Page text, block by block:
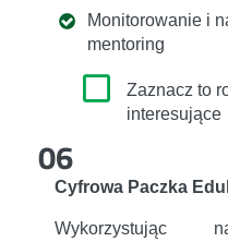
Monitorowanie i
mentoring
Zaznacz to
interesujące
06
Cyfrowa Paczka
Wykorzystując